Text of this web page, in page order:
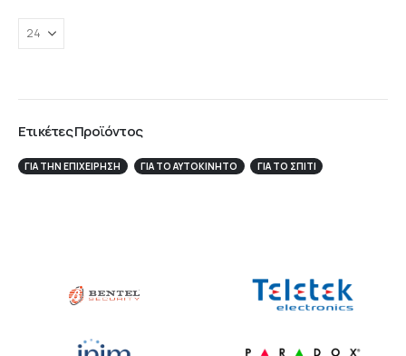
Ετικέτες Προϊόντος
ΓΙΑ ΤΗΝ ΕΠΙΧΕΊΡΗΣΉ ΓΙΑ ΤΟ ΑΥΤΟΚΊΝΗΤΟ ΓΙΑ ΤΟ ΣΠΙΤΙ